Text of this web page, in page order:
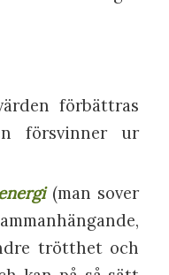
förbättras
försvinner ur
(man sover
trötthet och